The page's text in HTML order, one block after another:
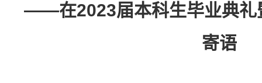
——在2023届本科生毕业典礼
寄语